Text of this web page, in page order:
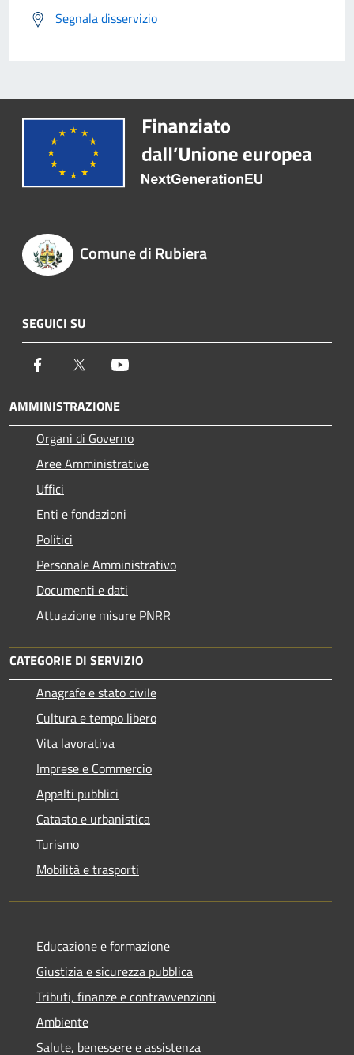
Segnala disservizio
Comune di Rubiera
SEGUICI SU
Facebook Twitter
AMMINISTRAZIONE
Organi di Governo
Aree Amministrative
Uffici
Enti e fondazioni
Politici
Personale Amministrativo
Documenti e dati
Attuazione misure PNRR
CATEGORIE DI SERVIZIO
Anagrafe e stato civile
Cultura e tempo libero
Vita lavorativa
Imprese e Commercio
Appalti pubblici
Catasto e urbanistica
Turismo
Mobilità e trasporti
Educazione e formazione
Giustizia e sicurezza pubblica
Tributi, finanze e contravvenzioni
Ambiente
Salute, benessere e assistenza